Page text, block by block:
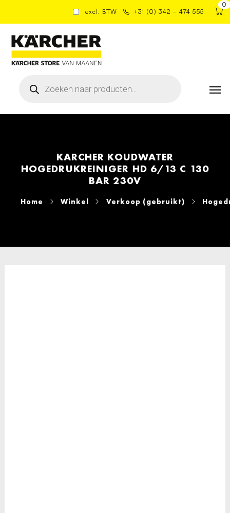
excl. BTW +31 (0) 342 – 474 555
0
zoeken
KARCHER KOUDWATER
HOGEDRUKREINIGER HD 6/13 C 130
BAR 230V
Home Winkel Verkoop (gebruikt)